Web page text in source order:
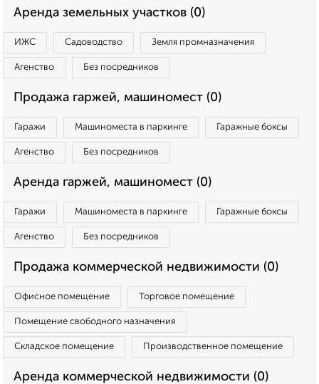
Аренда земельных участков (0)
ИЖС Садоводство Земля промназначения
Агенство Без посредников
Продажа гаржей, машиномест (0)
Гаражи Машиноместа в паркинге Гаражные боксы
Агенство Без посредников
Аренда гаржей, машиномест (0)
Гаражи Машиноместа в паркинге Гаражные боксы
Агенство Без посредников
Продажа коммерческой недвижимости (0)
Офисное помещение Торговое помещение
Помещение свободного назначения
Складское помещение Производственное помещение
Аренда коммерческой недвижимости (0)